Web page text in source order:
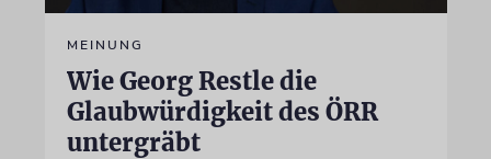
MEINUNG
Wie Georg Restle die
Glaubwürdigkeit des ÖRR
untergräbt